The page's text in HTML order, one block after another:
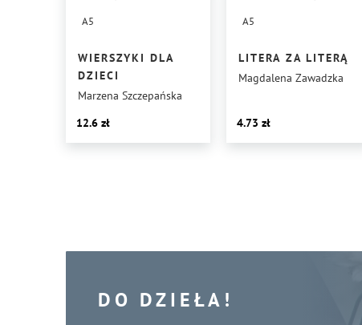
A5
WIERSZYKI DLA
DZIECI
Marzena Szczepańska
12.6
A5
LITERA ZA LITERĄ
Magdalena Zawadzka
4.73
DO DZIEŁA!